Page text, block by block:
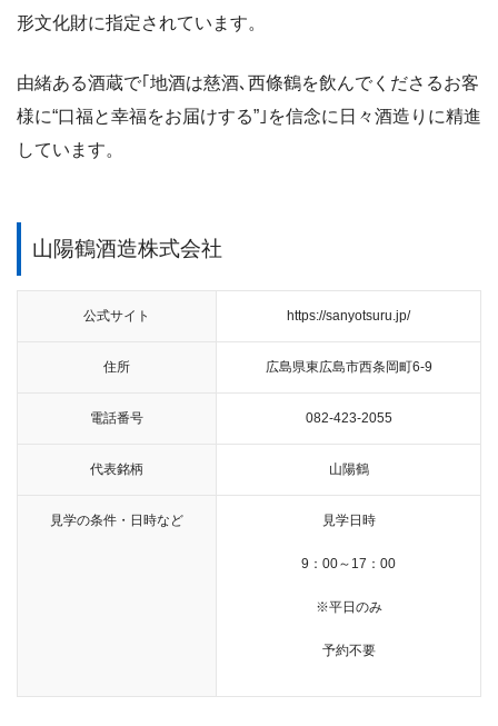
形文化財に指定されています。
由緒ある酒蔵で｢地酒は慈酒､西條鶴を飲んでくださるお客
様に“口福と幸福をお届けする”｣を信念に日々酒造りに精進
しています。
山陽鶴酒造株式会社
公式サイト https://sanyotsuru.jp/
住所 広島県東広島市西条岡町6-9
電話番号 082-423-2055
代表銘柄 山陽鶴
見学の条件・日時など 見学日時
9：00～17：00
※平日のみ
予約不要